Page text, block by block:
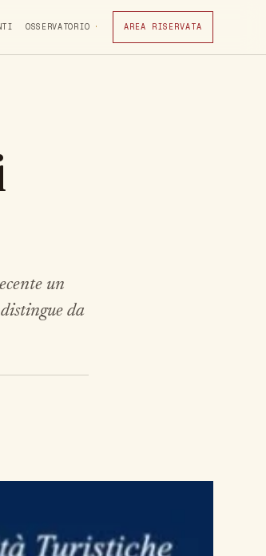
OSSERVATORIO AREA RISERVATA
un
da